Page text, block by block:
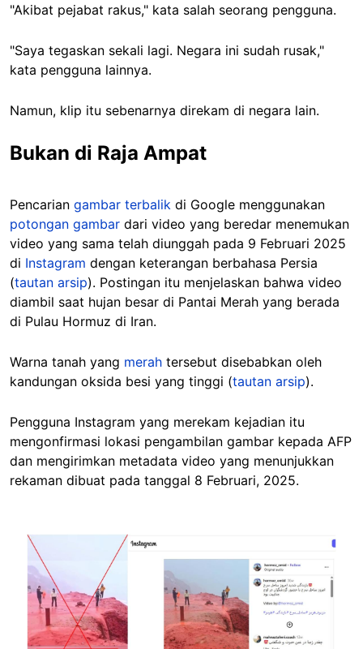
"Akibat pejabat rakus," kata salah seorang pengguna.
"Saya tegaskan sekali lagi. Negara ini sudah rusak,"
kata pengguna lainnya.
Namun, klip itu sebenarnya direkam di negara lain.
Bukan di Raja Ampat
Pencarian gambar terbalik di Google menggunakan
potongan gambar dari video yang beredar menemukan
video yang sama telah diunggah pada 9 Februari 2025
di Instagram dengan keterangan berbahasa Persia
(tautan arsip). Postingan itu menjelaskan bahwa video
diambil saat hujan besar di Pantai Merah yang berada
di Pulau Hormuz di Iran.
Warna tanah yang merah tersebut disebabkan oleh
kandungan oksida besi yang tinggi (tautan arsip).
Pengguna Instagram yang merekam kejadian itu
mengonfirmasi lokasi pengambilan gambar kepada AFP
dan mengirimkan metadata video yang menunjukkan
rekaman dibuat pada tanggal 8 Februari, 2025.
Image